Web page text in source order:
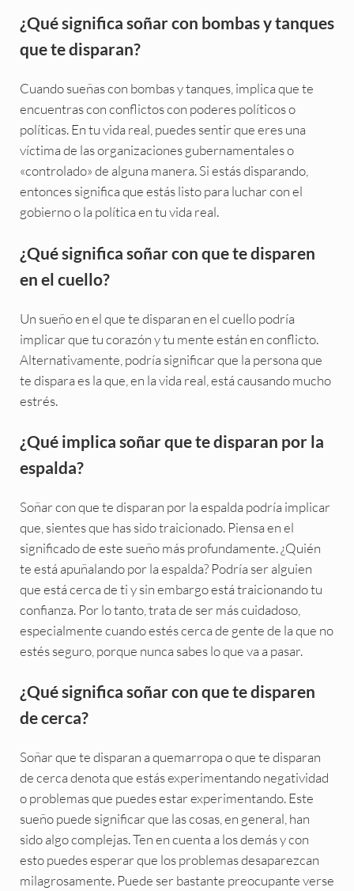
¿Qué significa soñar con bombas y tanques
que te disparan?
Cuando sueñas con bombas y tanques, implica que te
encuentras con conflictos con poderes políticos o
políticas. En tu vida real, puedes sentir que eres una
víctima de las organizaciones gubernamentales o
«controlado» de alguna manera. Si estás disparando,
entonces significa que estás listo para luchar con el
gobierno o la política en tu vida real.
¿Qué significa soñar con que te disparen
en el cuello?
Un sueño en el que te disparan en el cuello podría
implicar que tu corazón y tu mente están en conflicto.
Alternativamente, podría significar que la persona que
te dispara es la que, en la vida real, está causando mucho
estrés.
¿Qué implica soñar que te disparan por la
espalda?
Soñar con que te disparan por la espalda podría implicar
que, sientes que has sido traicionado. Piensa en el
significado de este sueño más profundamente. ¿Quién
te está apuñalando por la espalda? Podría ser alguien
que está cerca de ti y sin embargo está traicionando tu
confianza. Por lo tanto, trata de ser más cuidadoso,
especialmente cuando estés cerca de gente de la que no
estés seguro, porque nunca sabes lo que va a pasar.
¿Qué significa soñar con que te disparen
de cerca?
Soñar que te disparan a quemarropa o que te disparan
de cerca denota que estás experimentando negatividad
o problemas que puedes estar experimentando. Este
sueño puede significar que las cosas, en general, han
sido algo complejas. Ten en cuenta a los demás y con
esto puedes esperar que los problemas desaparezcan
milagrosamente. Puede ser bastante preocupante verse